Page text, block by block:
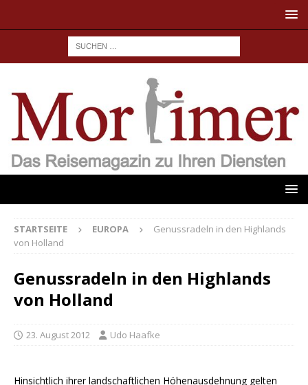
STARTSEITE EUROPA
Genussradeln in den Highlands
von Holland
Genussradeln in den Highlands
von Holland
23. August 2012 Udo Haafke
Hinsichtlich ihrer landschaftlichen Höhenausdehnung gelten